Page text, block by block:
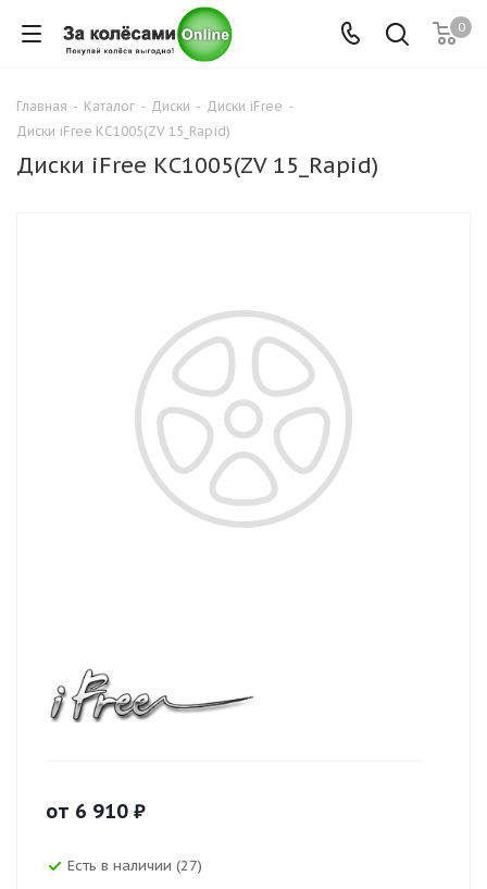
0
Главная - Каталог - Диски - Диски iFree -
Диски iFree КС1005(ZV 15_Rapid)
Диски iFree КС1005(ZV 15_Rapid)
от 6 910 ₽
Есть в наличии (27)